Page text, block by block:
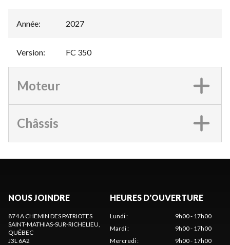
Année: 2027
Version: FC 350
Moteur
Châssis
NOUS JOINDRE
874 A CHEMIN DES PATRIOTES
SAINT-MATHIAS-SUR-RICHELIEU
QUÉBEC
J3L 6A2
HEURES D'OUVERTURE
Lundi:
9h00 - 17h00
Mardi:
9h00 - 17h00
Mercredi:
9h00 - 17h00